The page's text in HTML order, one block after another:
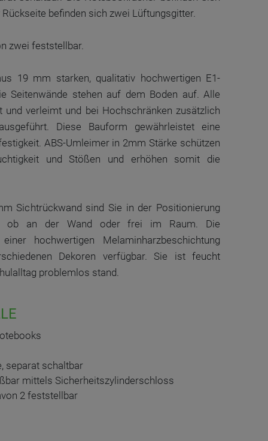
befinden sich zwei Lüftungsgitter.
zwei feststellbar.
19 mm starken, qualitativ hochwertigen E1-
Seitenwände stehen auf dem Boden auf. Alle
und verleimt und bei Hochschränken zusätzlich
Diese Bauform gewährleistet eine
ABS-Umleimer in 2mm Stärke schützen
und Stößen und erhöhen somit die
Sichtrückwand sind Sie in der Positionierung
ob an der Wand oder frei im Raum. Die
hochwertigen Melaminharzbeschichtung
Dekoren verfügbar. Sie ist feucht
problemlos stand.
separat schaltbar
mittels Sicherheitszylinderschloss
2 feststellbar